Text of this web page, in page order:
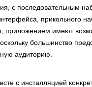
с последовательным
прикольного
приложением имеют
большинство
аудиторию.
с инсталляцией